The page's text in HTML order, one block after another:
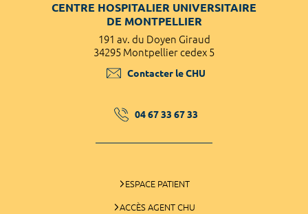
CENTRE HOSPITALIER UNIVERSITAIRE
DE MONTPELLIER
191 av. du Doyen Giraud
34295 Montpellier cedex 5
Contacter le CHU
04 67 33 67 33
ESPACE PATIENT
ACCÈS AGENT CHU